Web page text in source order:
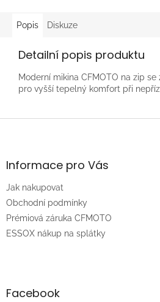
Popis Diskuze
Detailní popis produktu
Moderní mikina CFMOTO na zip
pro vyšší tepelný komfort při
Z
aInformace pro Vás
Jak nakupovat
Obchodní podmínky
Prémiová záruka CFMOTO
ESSOX nákup na splátky
Facebook